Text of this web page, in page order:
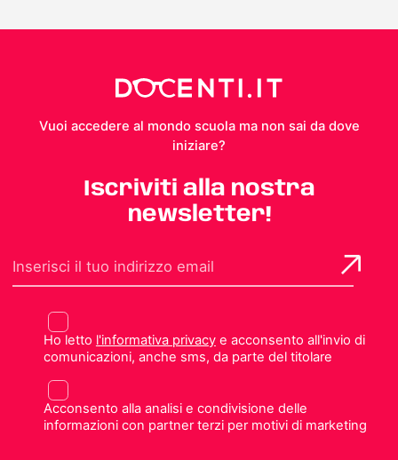
Vuoi accedere al mondo scuola ma non sai da dove
iniziare?
Iscriviti alla nostra
newsletter!
Ho letto l'informativa privacye acconsento all'invio di
comunicazioni, anche sms, da parte del titolare
Acconsento alla analisi e condivisione delle
informazioni con partner terzi per motivi di marketing